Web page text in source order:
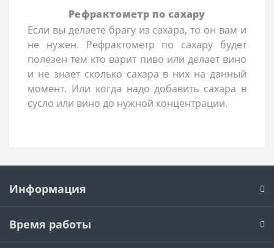
Рефрактометр по сахару
Если вы делаете брагу из сахара, то он вам и
не нужен. Рефрактометр по сахару будет
полезен тем кто варит пиво или делает вино
и не знает сколько сахара в них на данный
момент. Или когда надо добавить сахара в
сусло или вино до нужной концентрации.
Информация
Время работы